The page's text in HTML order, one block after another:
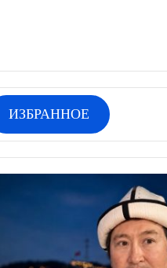
ИЗБРАННОЕ